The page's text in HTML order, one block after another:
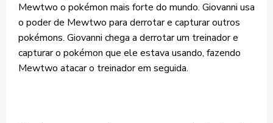
Mewtwo o pokémon mais forte do mundo. Giovanni usa
o poder de Mewtwo para derrotar e capturar outros
pokémons. Giovanni chega a derrotar um treinador e
capturar o pokémon que ele estava usando, fazendo
Mewtwo atacar o treinador em seguida.